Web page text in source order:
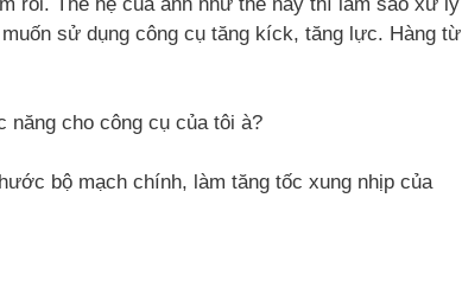
sử dụng công cụ tăng kíck, tăng lực. Hàng từ
năng cho công cụ của tôi à?
bộ mạch chính, làm tăng tốc xung nhịp của